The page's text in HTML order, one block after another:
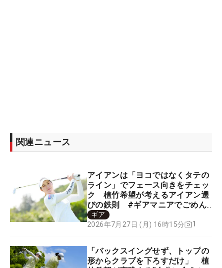
関連ニュース
アイアンは「ヨコではなくタテの
ライン」でフェース向きをチェッ
ク 植竹希望が考えるアイアン選
びの鉄則 #ギアマニアでごめん
なさい
ギア
2026年7月27日 (月) 16時15分
1
「バックスイングせず、トップの
形からクラブを下ろすだけ」 植